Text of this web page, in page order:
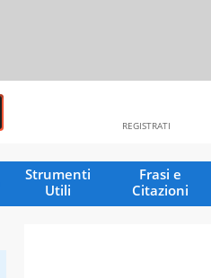
REGISTRATI
Strumenti
Utili
Frasi e
Citazioni